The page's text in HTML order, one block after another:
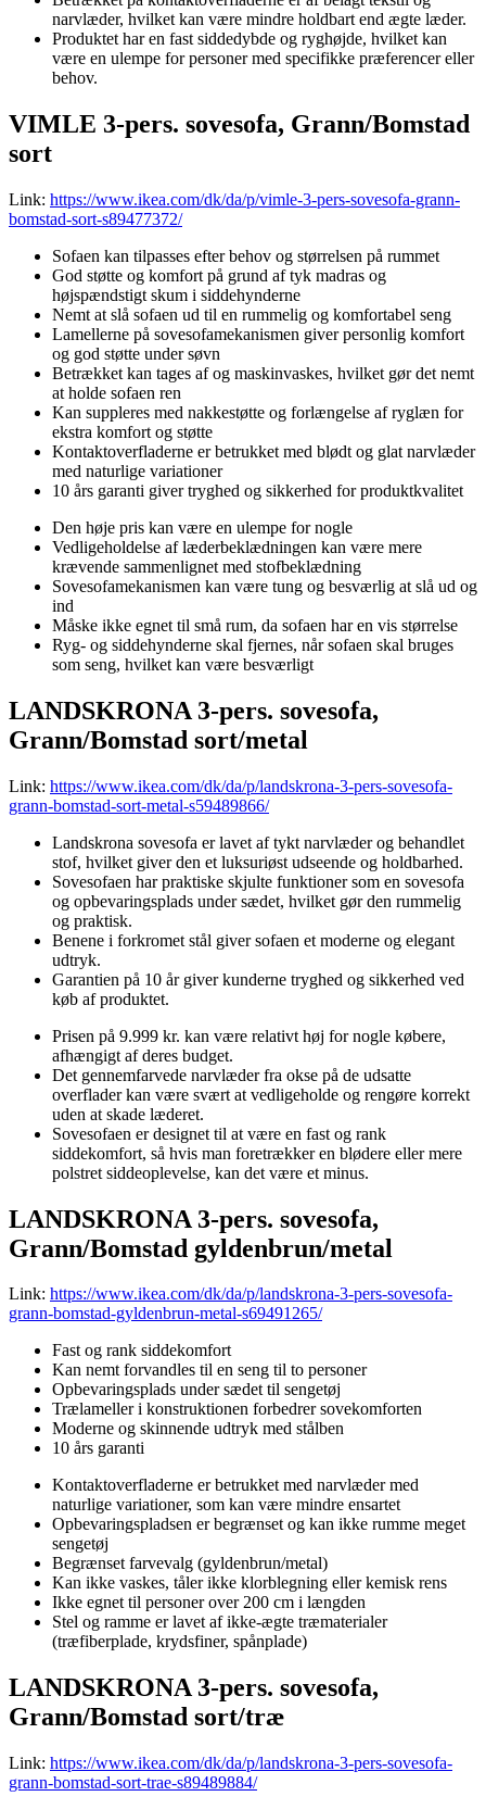
narvlæder, hvilket kan være mindre holdbart end ægte læder.
Produktet har en fast siddedybde og ryghøjde, hvilket kan
være en ulempe for personer med specifikke præferencer eller
behov.
VIMLE 3-pers. sovesofa, Grann/Bomstad
sort
Link: https://www.ikea.com/dk/da/p/vimle-3-pers-sovesofa-grann-
bomstad-sort-s89477372/
Sofaen kan tilpasses efter behov og størrelsen på rummet
God støtte og komfort på grund af tyk madras og
højspændstigt skum i siddehynderne
Nemt at slå sofaen ud til en rummelig og komfortabel seng
Lamellerne på sovesofamekanismen giver personlig komfort
og god støtte under søvn
Betrækket kan tages af og maskinvaskes, hvilket gør det nemt
at holde sofaen ren
Kan suppleres med nakkestøtte og forlængelse af ryglæn for
ekstra komfort og støtte
Kontaktoverfladerne er betrukket med blødt og glat narvlæder
med naturlige variationer
10 års garanti giver tryghed og sikkerhed for produktkvalitet
Den høje pris kan være en ulempe for nogle
Vedligeholdelse af læderbeklædningen kan være mere
krævende sammenlignet med stofbeklædning
Sovesofamekanismen kan være tung og besværlig at slå ud og
ind
Måske ikke egnet til små rum, da sofaen har en vis størrelse
Ryg- og siddehynderne skal fjernes, når sofaen skal bruges
som seng, hvilket kan være besværligt
LANDSKRONA 3-pers. sovesofa,
Grann/Bomstad sort/metal
Link: https://www.ikea.com/dk/da/p/landskrona-3-pers-sovesofa-
grann-bomstad-sort-metal-s59489866/
Landskrona sovesofa er lavet af tykt narvlæder og behandlet
stof, hvilket giver den et luksuriøst udseende og holdbarhed.
Sovesofaen har praktiske skjulte funktioner som en sovesofa
og opbevaringsplads under sædet, hvilket gør den rummelig
og praktisk.
Benene i forkromet stål giver sofaen et moderne og elegant
udtryk.
Garantien på 10 år giver kunderne tryghed og sikkerhed ved
køb af produktet.
Prisen på 9.999 kr. kan være relativt høj for nogle købere,
afhængigt af deres budget.
Det gennemfarvede narvlæder fra okse på de udsatte
overflader kan være svært at vedligeholde og rengøre korrekt
uden at skade læderet.
Sovesofaen er designet til at være en fast og rank
siddekomfort, så hvis man foretrækker en blødere eller mere
polstret siddeoplevelse, kan det være et minus.
LANDSKRONA 3-pers. sovesofa,
Grann/Bomstad gyldenbrun/metal
Link: https://www.ikea.com/dk/da/p/landskrona-3-pers-sovesofa-
grann-bomstad-gyldenbrun-metal-s69491265/
Fast og rank siddekomfort
Kan nemt forvandles til en seng til to personer
Opbevaringsplads under sædet til sengetøj
Trælameller i konstruktionen forbedrer sovekomforten
Moderne og skinnende udtryk med stålben
10 års garanti
Kontaktoverfladerne er betrukket med narvlæder med
naturlige variationer, som kan være mindre ensartet
Opbevaringspladsen er begrænset og kan ikke rumme meget
sengetøj
Begrænset farvevalg (gyldenbrun/metal)
Kan ikke vaskes, tåler ikke klorblegning eller kemisk rens
Ikke egnet til personer over 200 cm i længden
Stel og ramme er lavet af ikke-ægte træmaterialer
(træfiberplade, krydsfiner, spånplade)
LANDSKRONA 3-pers. sovesofa,
Grann/Bomstad sort/træ
Link: https://www.ikea.com/dk/da/p/landskrona-3-pers-sovesofa-
grann-bomstad-sort-trae-s89489884/